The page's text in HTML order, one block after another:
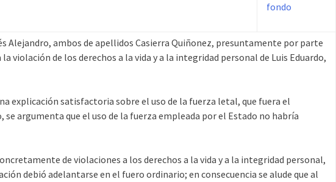
fondo
Alejandro, ambos de apellidos Casierra Quiñonez, presuntamente por parte
violación de los derechos a la vida y a la integridad personal de Luis Eduardo,
explicación satisfactoria sobre el uso de la fuerza letal, que fuera el
argumenta que el uso de la fuerza empleada por el Estado no habría
de violaciones a los derechos a la vida y a la integridad personal,
debió adelantarse en el fuero ordinario; en consecuencia se alude que al